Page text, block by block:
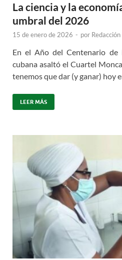
La ciencia y la
umbral del 2026
15 de enero de 2026 - por
En el Año del Centenario
cubana asaltó el Cuartel
tenemos que dar (y ganar) hoy
LEER MÁS